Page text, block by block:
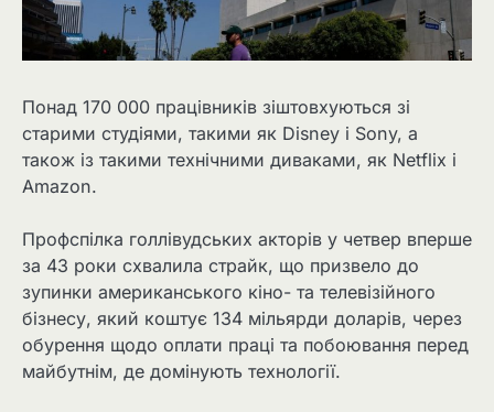
Понад 170 000 працівників зіштовхуються зі
старими студіями, такими як Disney і Sony, а
також із такими технічними диваками, як Netflix і
Amazon.
Профспілка голлівудських акторів у четвер вперше
за 43 роки схвалила страйк, що призвело до
зупинки американського кіно- та телевізійного
бізнесу, який коштує 134 мільярди доларів, через
обурення щодо оплати праці та побоювання перед
майбутнім, де домінують технології.